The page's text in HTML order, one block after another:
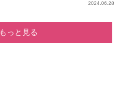
2024.06.28
もっと見る